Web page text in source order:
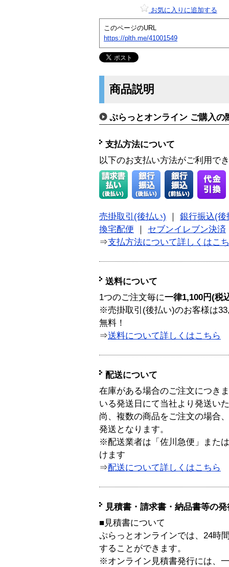
お気に入りに追加する
このページのURL
https://plth.me/41001549
商品説明
ぷらっとオンライン ご購入の
支払方法について
以下のお支払い方法がご利用で
売掛取引(後払い)
銀行振込(後
換宅配便
セブンイレブン決済
⇒支払方法について詳しくはこ
送料について
1つのご注文毎に一律1,100円(税
※売掛取引(後払い)のお客様は
無料！
⇒送料について詳しくはこちら
配送について
在庫がある場合のご注文につき
いる発送日にて当社より発送い
尚、複数の商品をご注文の場合
発送となります。
※配送業者は「佐川急便」また
けます
⇒配送について詳しくはこちら
見積書・請求書・納品書等の
■見積書について
ぷらっとオンラインでは、24時
することができます。
※オンライン見積書発行には、